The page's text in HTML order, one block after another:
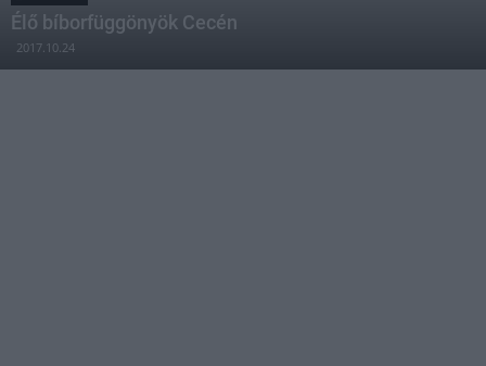
Élő bíborfüggönyök Cecén
2017.10.24